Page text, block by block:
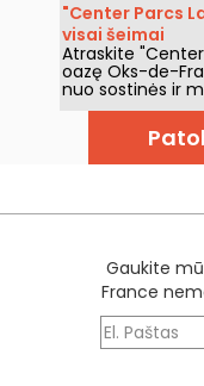
"Center Parcs
visai šeimai
Atraskite
oazę Oks-de-
nuo sostinės ir
Gaukite
France